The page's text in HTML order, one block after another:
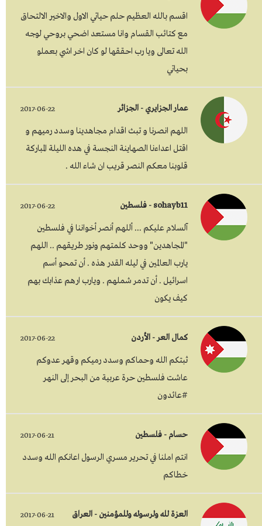
اقسم بالله العظيم حلم حياتي الاول والاخير الالتحاق
مع كتائب القسام وانا مستعد اضحي بروحي لوجه
الله تعالى ويا رب احققها لو كان اخر اشي بعملو
بحياتي
عمار الجزايري - الجزائر 2017-06-22
اللهم انصرنا و تبث اقدام مجاهدينا وسدد رميهم و
اقتل اعداءنا الصهاينة النجسة في هده الليلة المباركة
قلوبنا معكم النصر قريب ان شاء الله .
sohayb11 - فلسطين 2017-06-22
آلسلام عليكم ... أللهم أنصر أخواننا في فلسطين
"المجاهدين" ووحد كلمتهم ونور طريقهم .. اللهم
يارب العالمين في ليله القدر هذه . أن تمحو أسم
اسرائيل . أن تدمر شملهم . ويارب ارهم عذابك بهم
كيف يكون
كمال العر - الأردن 2017-06-22
ثبتكم الله وحماكم وسدد رميكم وقهر عدوكم
عاشت فلسطين حرة عربية من البحر إلى النهر
#عائدون
حسام - فلسطين 2017-06-21
انتم املنا في تحرير مسري الرسول اعانكم الله وسدد
خطاكم
العزة لله ولرسوله وللمؤمنين - العراق 2017-06-21